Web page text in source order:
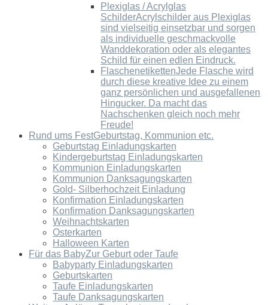
Plexiglas / Acrylglas
SchilderAcrylschilder aus Plexiglas
sind vielseitig einsetzbar und sorgen
als individuelle geschmackvolle
Wanddekoration oder als elegantes
Schild für einen edlen Eindruck.
FlaschenetikettenJede Flasche wird
durch diese kreative Idee zu einem
ganz persönlichen und ausgefallenen
Hingucker. Da macht das
Nachschenken gleich noch mehr
Freude!
Rund ums FestGeburtstag, Kommunion etc.
Geburtstag Einladungskarten
Kindergeburtstag Einladungskarten
Kommunion Einladungskarten
Kommunion Danksagungskarten
Gold- Silberhochzeit Einladung
Konfirmation Einladungskarten
Konfirmation Danksagungskarten
Weihnachtskarten
Osterkarten
Halloween Karten
Für das BabyZur Geburt oder Taufe
Babyparty Einladungskarten
Geburtskarten
Taufe Einladungskarten
Taufe Danksagungskarten